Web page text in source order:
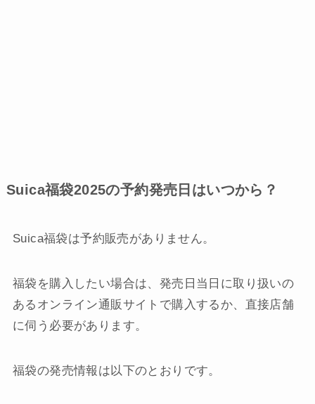
Suica福袋2025の予約発売日はいつから？
Suica福袋は予約販売がありません。
福袋を購入したい場合は、発売日当日に取り扱いの
あるオンライン通販サイトで購入するか、直接店舗
に伺う必要があります。
福袋の発売情報は以下のとおりです。